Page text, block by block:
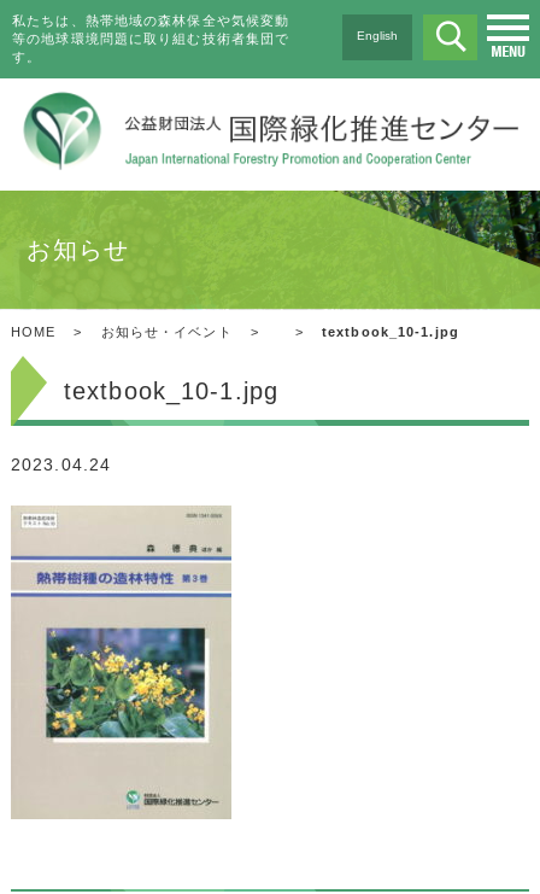
私たちは、熱帯地域の森林保全や気候変動
等の地球環境問題に取り組む技術者集団で
す。
English
お知らせ
HOME > お知らせ・イベント > > textbook_10-1.jpg
textbook_10-1.jpg
2023.04.24